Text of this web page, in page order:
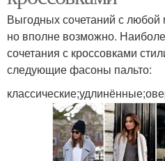
Выгодных сочетаний с любой
но вполне возможно.
сочетания с кроссовками
следующие фасоны пальто: